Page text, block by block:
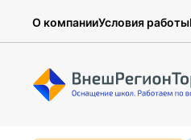
О компанииУсловия работы